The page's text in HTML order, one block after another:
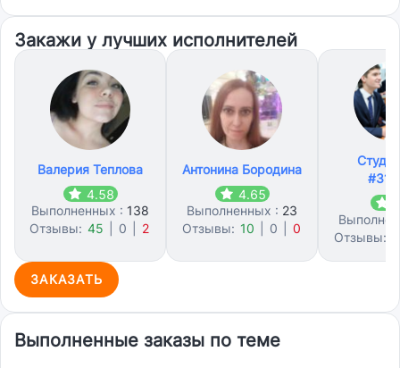
Закажи у лучших исполнителей
Валерия Теплова
4.58
Выполненных : 138
Отзывы: 45 0 2
Антонина Бородина
4.65
Выполненных : 23
Отзывы: 10 0 0
Отзывы:
ЗАКАЗАТЬ
Выполненные заказы по теме